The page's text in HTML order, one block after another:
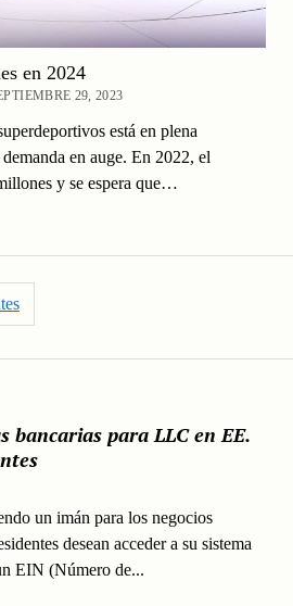
bancarias para LLC en EE.
un imán para los negocios
desean acceder a su sistema
EIN (Número de...
en 2024
29, 2023
está en plena
en auge. En 2022, el
y se espera que…